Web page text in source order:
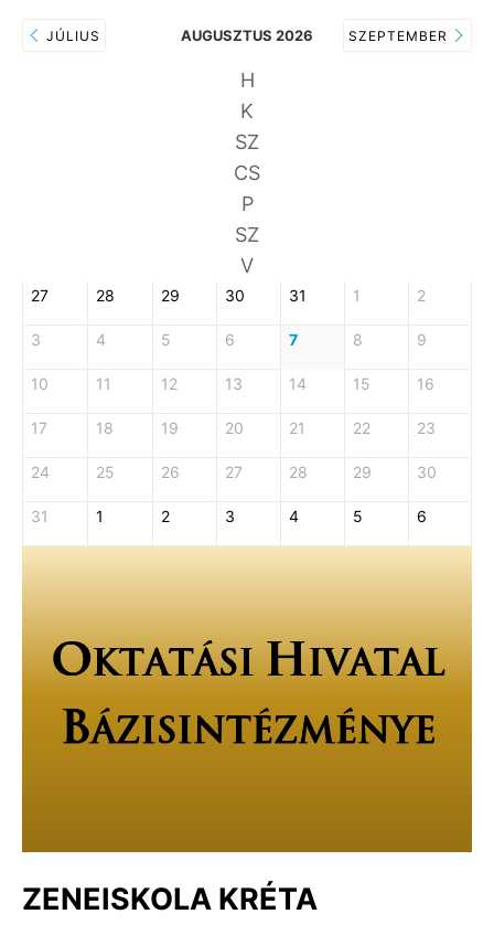
JÚLIUS AUGUSZTUS 2026 SZEPTEMBER
H
K
SZ
CS
P
SZ
V
27 28 29 30 31 1 2
3 4 5 6 7 8 9
10 11 12 13 14 15 16
17 18 19 20 21 22 23
24 25 26 27 28 29 30
31 1 2 3 4 5 6
ZENEISKOLA KRÉTA